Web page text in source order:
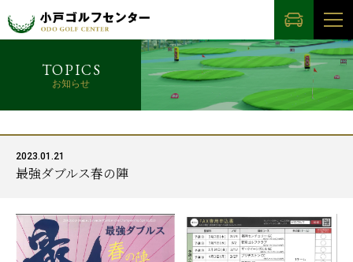
TOPICS
お知らせ
2023.01.21
最強ダブルス春の陣